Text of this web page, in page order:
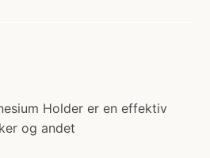
Holder er en effektiv
og andet